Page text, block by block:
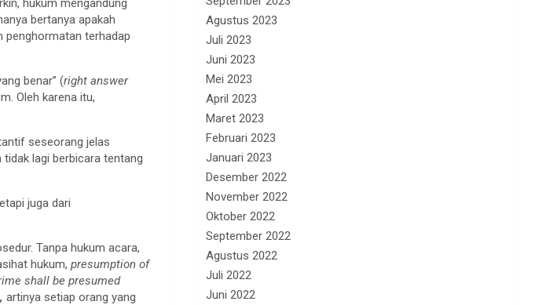
hukum mengandung
bertanya apakah
penghormatan terhadap
benar” (right answer
Oleh karena itu,
seseorang jelas
lagi berbicara tentang
juga dari
Tanpa hukum acara,
hukum, presumption of
shall be presumed
artinya setiap orang yang
Agustus 2023
Juli 2023
Juni 2023
Mei 2023
April 2023
Maret 2023
Februari 2023
Januari 2023
Desember 2022
November 2022
Oktober 2022
September 2022
Agustus 2022
Juli 2022
Juni 2022